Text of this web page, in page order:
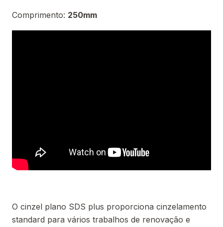
Comprimento: 250mm
O cinzel plano SDS plus proporciona cinzelamento
standard para vários trabalhos de renovação e